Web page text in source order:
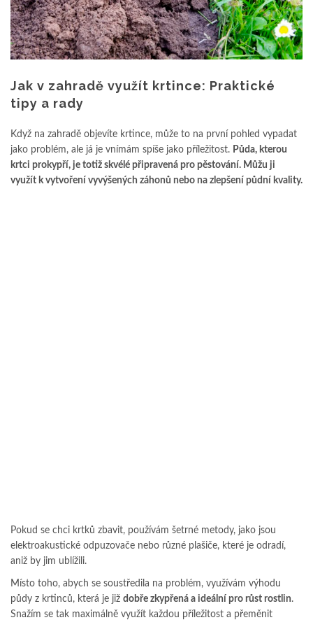
Jak v zahradě využít krtince: Praktické
tipy a rady
Když na zahradě objevíte krtince, může to na první pohled vypadat
jako problém, ale já je vnímám spíše jako příležitost. Půda, kterou
krtci prokypří, je totiž skvélé připravená pro pěstování. Můžu ji
využít k vytvoření vyvýšených záhonů nebo na zlepšení půdní kvality.
Pokud se chci krtků zbavit, používám šetrné metody, jako jsou
elektroakustické odpuzovače nebo různé plašiče, které je odradí,
aniž by jim ublížili.
Místo toho, abych se soustředila na problém, využívám výhodu
půdy z krtinců, která je již dobře zkypřená a ideální pro růst rostlin.
Snažím se tak maximálně využít každou příležitost a přeměnit